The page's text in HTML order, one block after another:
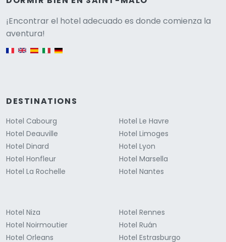
¡Encontrar el hotel adecuado es donde comienza la
aventura!
English version
DESTINATIONS
Hotel Cabourg
Hotel Deauville
Hotel Dinard
Hotel Honfleur
Hotel La Rochelle
Hotel Le Havre
Hotel Limoges
Hotel Lyon
Hotel Marsella
Hotel Nantes
Hotel Niza
Hotel Noirmoutier
Hotel Orleans
Hotel Rennes
Hotel Ruán
Hotel Estrasburgo